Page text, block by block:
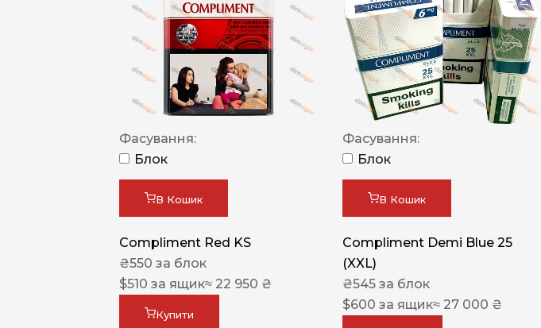
Фасування:
Блок
В Кошик
Compliment Red KS
₴550 за блок
$510 за ящик≈ 22 950 ₴
Купити
Фасування:
Блок
В Кошик
Compliment Demi Blue 25
(XXL)
₴545 за блок
$600 за ящик≈ 27 000 ₴